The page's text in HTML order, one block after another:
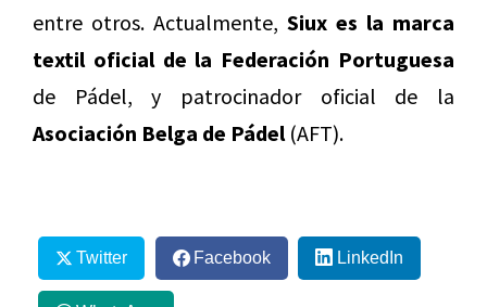
entre otros. Actualmente, Siux es la marca
textil oficial de la Federación Portuguesa
de Pádel, y patrocinador oficial de la
Asociación Belga de Pádel (AFT).
Twitter Facebook LinkedIn